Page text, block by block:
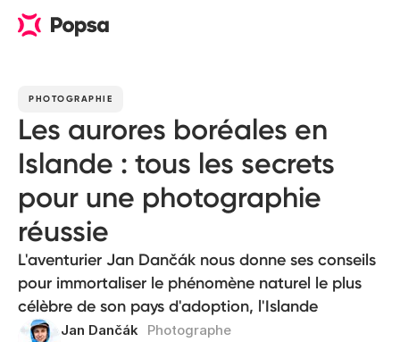
PHOTOGRAPHIE
Les aurores boréales en
Islande : tous les secrets
pour une photographie
réussie
L'aventurier Jan Dančák nous donne ses conseils
pour immortaliser le phénomène naturel le plus
célèbre de son pays d'adoption, l'Islande
Jan Dančák Photographe